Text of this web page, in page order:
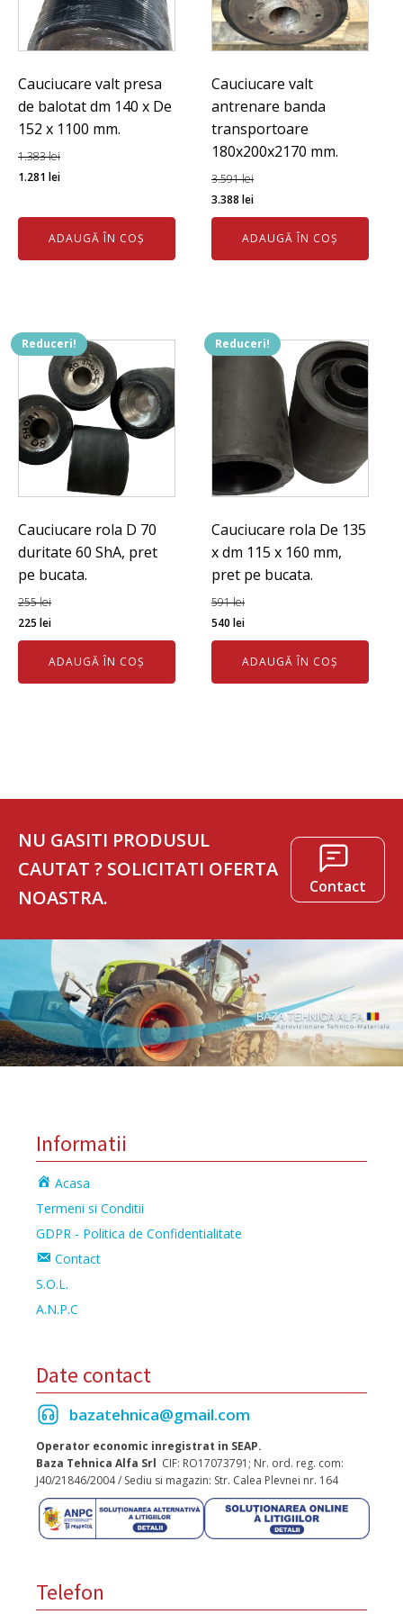
Cauciucare valt presa
de balotat dm 140 x De
152 x 1100 mm.
1.383lei
Prețul
a
fost:
1.383 lei.
1.281 leiPrețul
este:
1.281 lei.
ADAUGĂ ÎN COȘ
Cauciucare valt
antrenare banda
transportoare
180x200x2170 mm.
3.591lei
Prețul
inițial
fost:
3.388leiPrețul
curent
este:
3.388 lei.
ADAUGĂ ÎN COȘ
Reduceri!
Cauciucare rola D 70
duritate 60 ShA, pret
pe bucata.
255lei
Prețul
inițial
fost:
225 leiPrețul
curent
este:
225 lei.
ADAUGĂ ÎN COȘ
Reduceri!
Cauciucare rola De 135
x dm 115 x 160 mm,
pret pe bucata.
591lei
Prețul
inițial
fost:
540leiPrețul
curent
este:
540 lei.
ADAUGĂ ÎN COȘ
NU GASITI PRODUSUL
CAUTAT ? SOLICITATI OFERTA
NOASTRA.
Contact
Informatii
Acasa
Termeni si Conditii
GDPR - Politica de Confidentialitate
Contact
S.O.L.
A.N.P.C
Date contact
bazatehnica@gmail.com
Operator economic inregistrat in SEAP.
Baza Tehnica Alfa Srl CIF: RO17073791; Nr. ord. reg. com:
J40/21846/2004 / Sediu si magazin: Str. Calea Plevnei nr. 164
Telefon